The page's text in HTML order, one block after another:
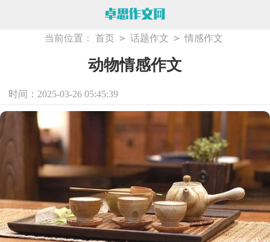
当前位置： 首页 > 话题作文 > 情感作文
动物情感作文
时间：2025-03-26 05:45:39